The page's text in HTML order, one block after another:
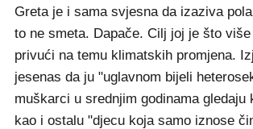
Greta je i sama svjesna da izaziva
to ne smeta. Dapače. Cilj joj je što
privući na temu klimatskih promjena.
jesenas da ju "uglavnom bijeli
muškarci u srednjim godinama gledaju
kao i ostalu "djecu koja samo iznose